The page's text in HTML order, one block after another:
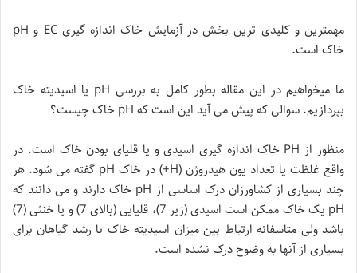
مهمترین و کلیدی ترین بخش در آزمایش خاک اندازه گیری EC و pH
خاک است.
ما میخواهیم در این مقاله بطور کامل به بررسی pH یا اسیدیته خاک
بپردازیم. سوالی که پیش می آید این است که pH خاک چیست؟
منظور از PH خاک اندازه گیری اسیدی و یا قلیای بودن خاک است. در
واقع غلظت یا تعداد یون هیدروژن (H+) در خاک pH گفته می شود. هر
چند بسیاری از کشاورزان درک اساسی از pH خاک دارند و می دانند که
pH یک خاک ممکن است اسیدی (زیر 7)، قلیایی (بالای 7) و یا خنثی (7)
باشد ولی متاسفانه ارتباط بین میزان اسیدیته خاک با رشد گیاهان برای
بسیاری از آنها به وضوح درک نشده است.